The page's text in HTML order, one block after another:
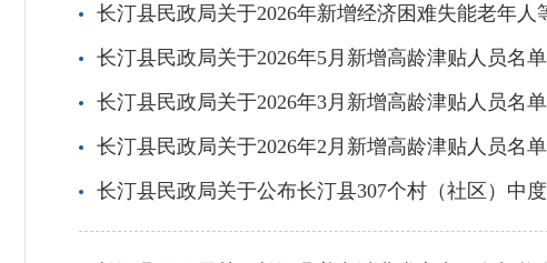
长汀县民政局关于2026年新增经济困难失能老年
长汀县民政局关于2026年5月新增高龄津贴人员名
长汀县民政局关于2026年3月新增高龄津贴人员名
长汀县民政局关于2026年2月新增高龄津贴人员名
长汀县民政局关于公布长汀县307个村（社区）中